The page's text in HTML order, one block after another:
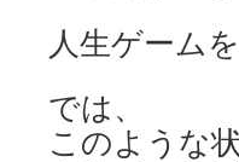
人生ゲーム
では、
このような